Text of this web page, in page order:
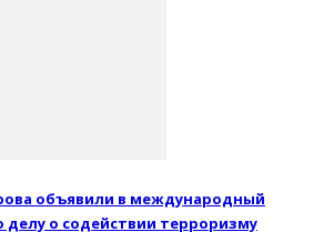
объявили в международный
делу о содействии терроризму